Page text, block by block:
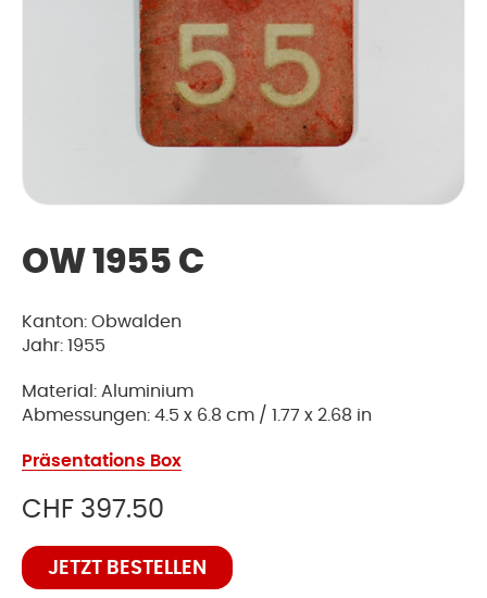
OW 1955 C
Kanton: Obwalden
Jahr: 1955
Material: Aluminium
Abmessungen: 4.5 x 6.8 cm / 1.77 x 2.68 in
Präsentations Box
CHF 397.50
OW
1955
C
JETZT BESTELLEN